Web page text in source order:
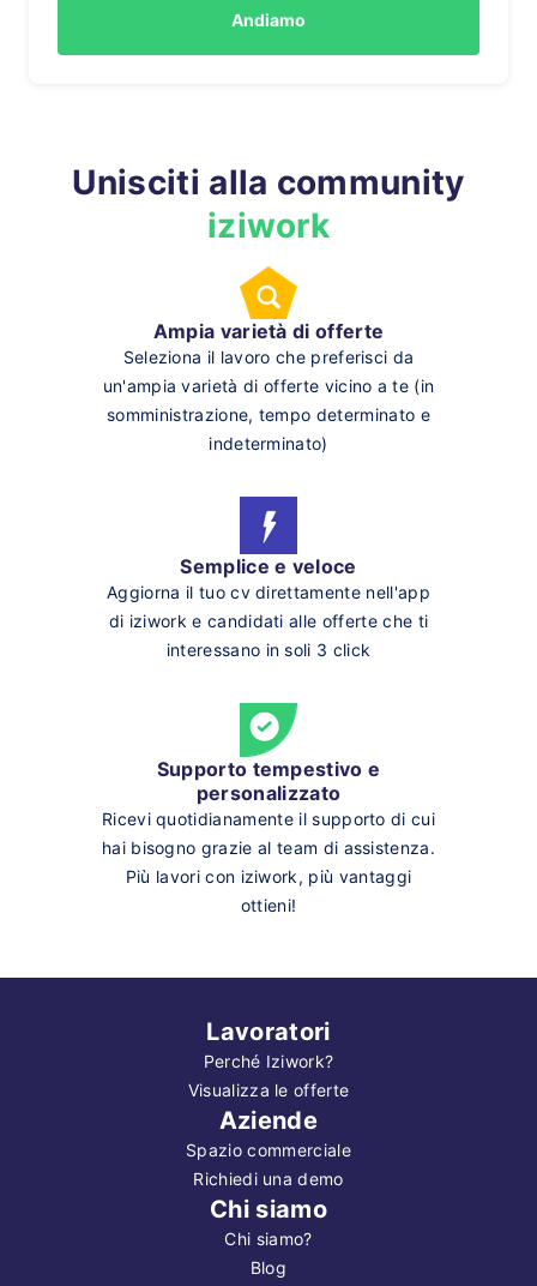
Andiamo
Unisciti alla community
iziwork
Ampia varietà di offerte
Seleziona il lavoro che preferisci da
un'ampia varietà di offerte vicino a te (in
somministrazione, tempo determinato e
indeterminato)
Semplice e veloce
Aggiorna il tuo cv direttamente nell'app
di iziwork e candidati alle offerte che ti
interessano in soli 3 click
Supporto tempestivo e
personalizzato
Ricevi quotidianamente il supporto di cui
hai bisogno grazie al team di assistenza.
Più lavori con iziwork, più vantaggi
ottieni!
Lavoratori
Perché Iziwork?
Visualizza le offerte
Aziende
Spazio commerciale
Richiedi una demo
Chi siamo
Chi siamo?
Blog